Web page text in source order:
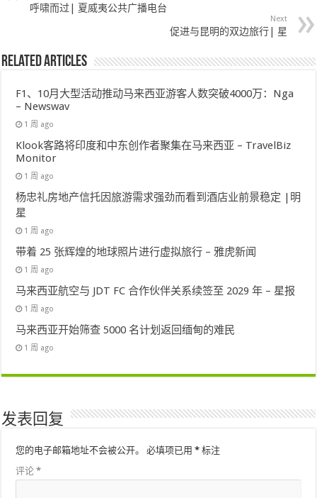
呼啸而过| 夏威夷公共广播电台
Next
促进与昆明的双边旅行| 星
Related Articles
F1、10月大型活动推动马来西亚游客人数突破4000万：Nga
– Newswav
1 周 ago
Klook客路将印度和中东创作者聚集在马来西亚 – TravelBiz
Monitor
1 周 ago
杨忠礼房地产信托因旅游需求强劲而看到酒店业前景稳定 |明
星
1 周 ago
带着 25 张辉煌的地球照片进行虚拟旅行 – 雅虎新闻
1 周 ago
马来西亚航空与 JDT FC 合作伙伴关系续签至 2029 年 – 星报
1 周 ago
马来西亚开始筛查 5000 名计划返回缅甸的难民
1 周 ago
发表回复
您的电子邮箱地址不会被公开。 必填项已用* 标注
评论*